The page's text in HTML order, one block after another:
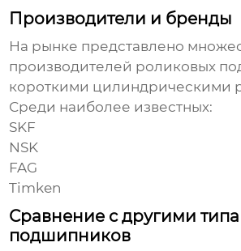
Производители и бренды
На рынке представлено
производителей роликовых
короткими цилиндрическими
Среди наиболее известных:
SKF
NSK
FAG
Timken
Сравнение с другими
подшипников